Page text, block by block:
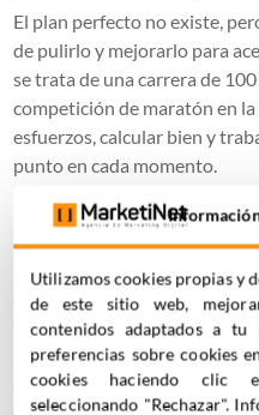
El plan perfecto no existe,
de pulirlo y mejorarlo para
se trata de una carrera de
competición de maratón en
esfuerzos, calcular bien y
punto en cada momento.
De esta forma, de nada
luego no nos preocupamos
identificar los fallos que
este punto donde debemos
‘adaptación’ de la que
exigirámoldear
ajustarnos a las
Utilizamos cookies propias y
de este sitio web,
contenidos adaptados a tu
preferencias sobre cookies
cookies haciendo clic
seleccionando "Rechazar".